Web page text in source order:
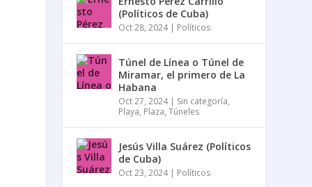
(Políticos de Cuba)
Oct 28, 2024| Políticos
Túnel de Línea o Túnel de
Miramar, el primero de La
Habana
Oct 27, 2024| Sin categoría,
Playa, Plaza,Túneles
Jesús Villa Suárez (Políticos
de Cuba)
Oct 23, 2024| Políticos